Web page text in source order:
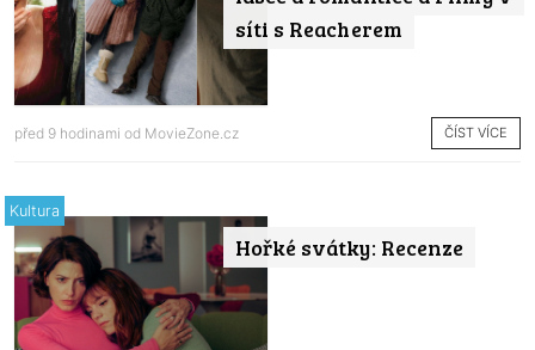
síti s Reacherem
před 9 hodinami od MovieZone.cz ČÍST VÍCE
Hořké svátky: Recenze
Kultura